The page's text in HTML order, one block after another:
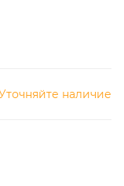
наличие